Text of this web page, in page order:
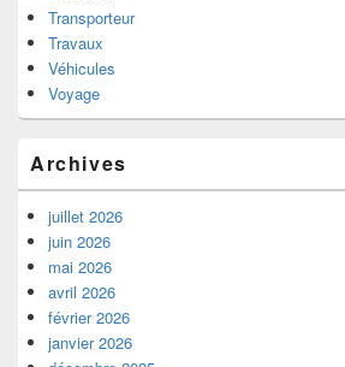
Transporteur
Travaux
Véhicules
Voyage
Archives
juillet 2026
juin 2026
mai 2026
avril 2026
février 2026
janvier 2026